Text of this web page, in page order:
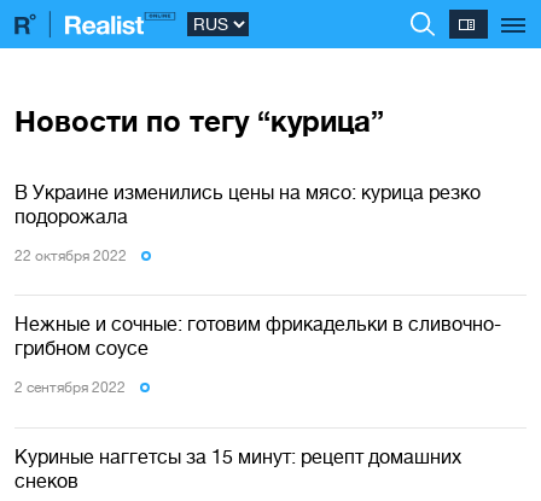
Новости по тегу “курица”
В Украине изменились цены на мясо: курица резко
подорожала
22 октября 2022
Нежные и сочные: готовим фрикадельки в сливочно-
грибном соусе
2 сентября 2022
Куриные наггетсы за 15 минут: рецепт домашних
снеков